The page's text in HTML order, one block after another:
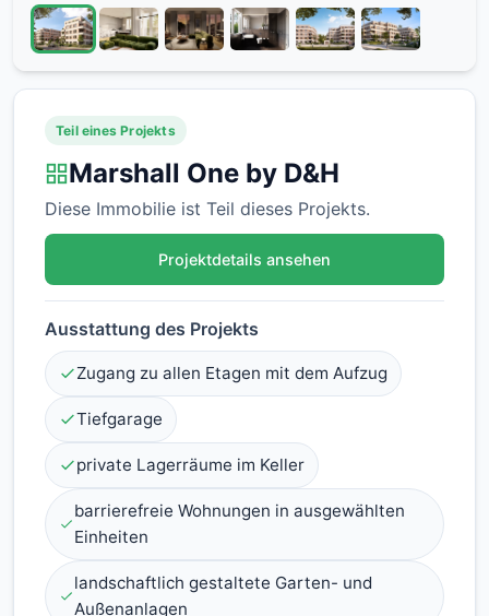
Teil eines Projekts
Marshall One by D&H
Diese Immobilie ist Teil dieses Projekts.
Projektdetails ansehen
Ausstattung des Projekts
Zugang zu allen Etagen mit dem Aufzug
Tiefgarage
private Lagerräume im Keller
barrierefreie Wohnungen in ausgewählten
Einheiten
landschaftlich gestaltete Garten- und
Außenanlagen